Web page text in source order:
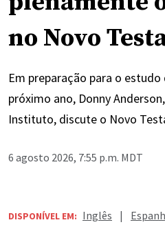
no Novo
Em preparação para o estudo
próximo ano, Donny
Instituto, discute o Novo
6 agosto 2026, 7:55 p.m. MDT
DISPONÍVEL EM: Inglês |